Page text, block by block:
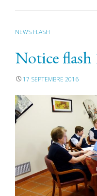
NEWS FLASH
Notice flash
17 SEPTEMBRE 2016